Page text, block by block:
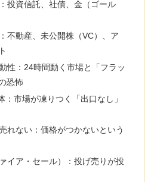
投資信託、社債、金（ゴール
不動産、未公開株（VC）、ア
性：24時間動く市場と「フラッ
恐怖
市場が凍りつく「出口なし」
れない：価格がつかないという
イア・セール）：投げ売りが投